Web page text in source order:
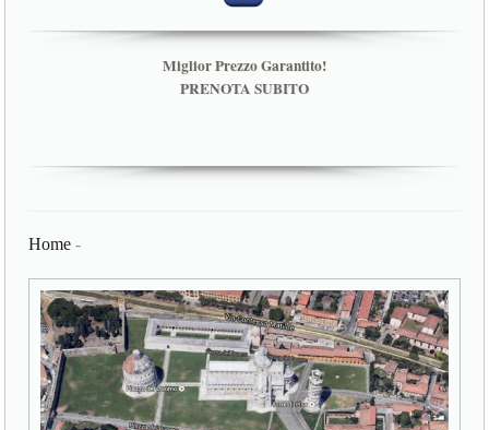
Miglior Prezzo Garantito!
PRENOTA SUBITO
Home -